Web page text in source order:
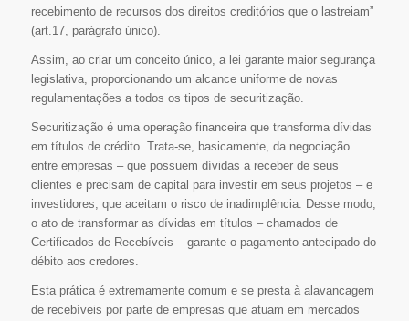
recebimento de recursos dos direitos creditórios que o lastreiam”
(art.17, parágrafo único).
Assim, ao criar um conceito único, a lei garante maior segurança
legislativa, proporcionando um alcance uniforme de novas
regulamentações a todos os tipos de securitização.
Securitização é uma operação financeira que transforma dívidas
em títulos de crédito. Trata-se, basicamente, da negociação
entre empresas – que possuem dívidas a receber de seus
clientes e precisam de capital para investir em seus projetos – e
investidores, que aceitam o risco de inadimplência. Desse modo,
o ato de transformar as dívidas em títulos – chamados de
Certificados de Recebíveis – garante o pagamento antecipado do
débito aos credores.
Esta prática é extremamente comum e se presta à alavancagem
de recebíveis por parte de empresas que atuam em mercados